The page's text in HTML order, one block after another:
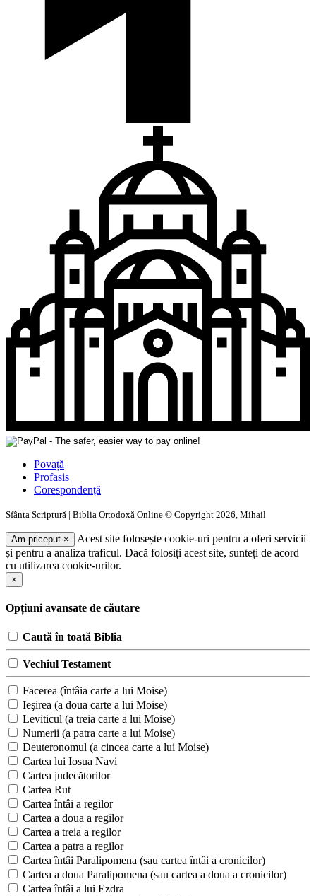
Povață
Profasis
Corespondență
Sfânta Scriptură | Biblia Ortodoxă Online © Copyright 2026, Mihail
Am priceput ×
Acest site folosește cookie-uri pentru a oferi servicii
și pentru a analiza traficul. Dacă folosiți acest site, sunteți de acord
cu utilizarea cookie-urilor.
×
Opțiuni avansate de căutare
Caută în toată Biblia
Vechiul Testament
Facerea (întâia carte a lui Moise)
Ieşirea (a doua carte a lui Moise)
Leviticul (a treia carte a lui Moise)
Numerii (a patra carte a lui Moise)
Deuteronomul (a cincea carte a lui Moise)
Cartea lui Iosua Navi
Cartea judecătorilor
Cartea Rut
Cartea întâi a regilor
Cartea a doua a regilor
Cartea a treia a regilor
Cartea a patra a regilor
Cartea întâi Paralipomena (sau cartea întâi a cronicilor)
Cartea a doua Paralipomena (sau cartea a doua a cronicilor)
Cartea întâi a lui Ezdra